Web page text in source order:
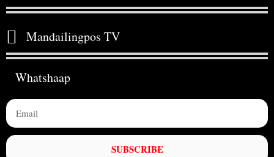
Mandailingpos TV
Whatshaap
SUBSCRIBE